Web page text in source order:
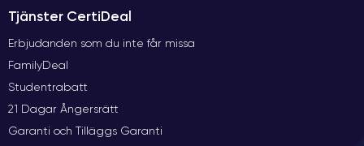
Tjänster CertiDeal
Erbjudanden som du inte får missa
FamilyDeal
Studentrabatt
21 Dagar Ångersrätt
Garanti och Tilläggs Garanti